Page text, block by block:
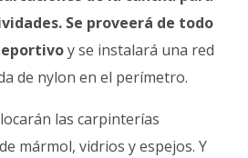
Se proveerá de todo
y se instalará una red
de nylon en el perímetro.
las carpinterías
mármol, vidrios y espejos. Y